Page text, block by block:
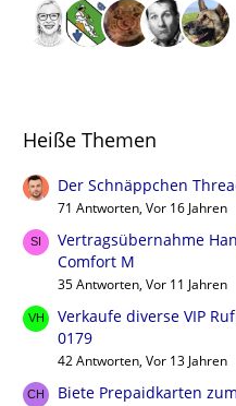
Heiße Themen
Der Schnäppchen
71 Antworten, Vor 16 Jahren
Vertragsübernahme
Comfort M
35 Antworten, Vor 11 Jahren
Verkaufe diverse VIP
0179
42 Antworten, Vor 13 Jahren
Biete Prepaidkarten